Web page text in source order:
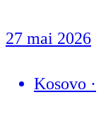
27 mai 2026
Kosovo ·